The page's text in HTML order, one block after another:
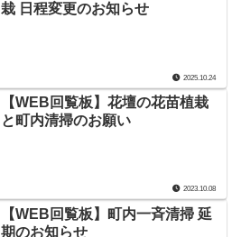
栽 日程変更のお知らせ
2025.10.24
【WEB回覧板】花壇の花苗植栽
と町内清掃のお願い
2023.10.08
【WEB回覧板】町内一斉清掃 延
期のお知らせ